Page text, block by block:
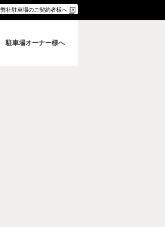
弊社駐車場のご契約者様へ
駐車場オーナー様へ